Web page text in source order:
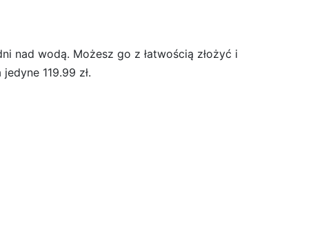
nad wodą. Możesz go z łatwością złożyć i
119.99 zł.